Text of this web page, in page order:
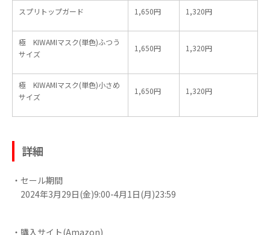
スプリトップガード 1,650円 1,320円
極 KIWAMIマスク(単色)ふつう
サイズ
1,650円 1,320円
極 KIWAMIマスク(単色)小さめ
サイズ
1,650円 1,320円
詳細
・セール期間
2024年3月29日(金)9:00-4月1日(月)23:59
・購⼊サイト(Amazon)